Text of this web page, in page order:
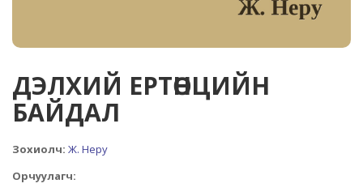
ДЭЛХИЙ ЕРТӨНЦИЙН
БАЙДАЛ
Зохиолч: Ж. Неру
Орчуулагч: